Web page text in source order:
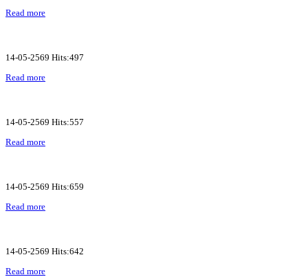
Read more
14-05-2569 Hits:497
Read more
14-05-2569 Hits:557
Read more
14-05-2569 Hits:659
Read more
14-05-2569 Hits:642
Read more